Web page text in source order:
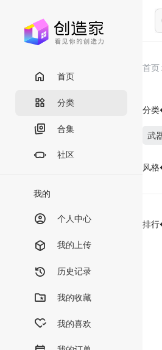
首页
分类
合集
社区
我的
个人中心
我的上传
历史记录
我的收藏
我的喜欢
首页
分
武
风
排